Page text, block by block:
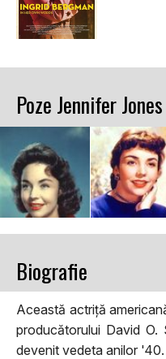
Poze Jennifer Jones
Biografie
Această actriță
producătorului David
devenit vedeta anilor '40.